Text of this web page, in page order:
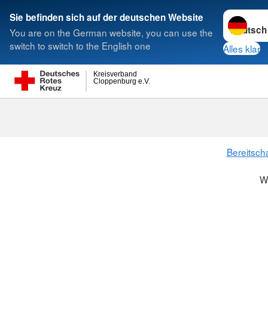
Sie befinden sich auf der deutschen Website
You are on the German website, you can use the
switch to switch to the English one
Sprache
Alles klar
Cloppenburg e.V.
Kreisverband
Suche